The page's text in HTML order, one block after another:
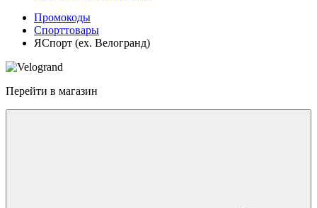
Промокоды
Спорттовары
ЯСпорт (ex. Велогранд)
Перейти в магазин